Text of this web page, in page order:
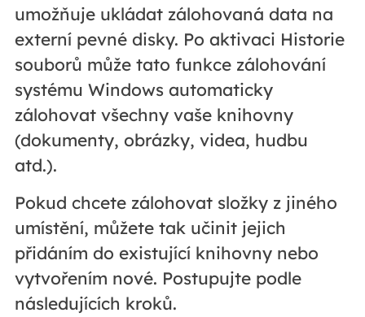
umožňuje ukládat zálohovaná data na
externí pevné disky. Po aktivaci Historie
souborů může tato funkce zálohování
systému Windows automaticky
zálohovat všechny vaše knihovny
(dokumenty, obrázky, videa, hudbu
atd.).
Pokud chcete zálohovat složky z jiného
umístění, můžete tak učinit jejich
přidáním do existující knihovny nebo
vytvořením nové. Postupujte podle
následujících kroků.